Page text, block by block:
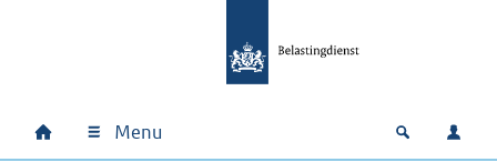
Hoofdnavigatie
Home Menu Open